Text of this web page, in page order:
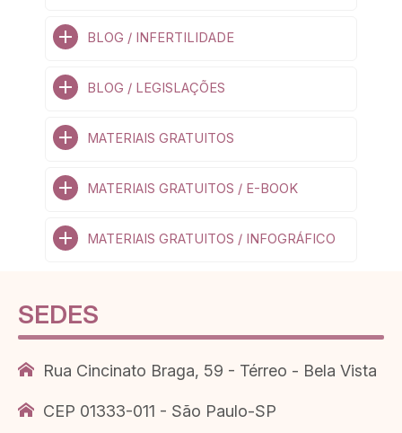
BLOG / INFERTILIDADE
BLOG / LEGISLAÇÕES
MATERIAIS GRATUITOS
MATERIAIS GRATUITOS / E-BOOK
MATERIAIS GRATUITOS / INFOGRÁFICO
SEDES
Rua Cincinato Braga, 59 - Térreo - Bela Vista
CEP 01333-011 - São Paulo-SP